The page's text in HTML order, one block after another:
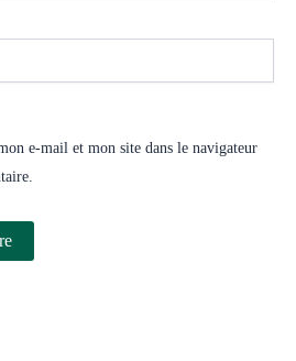
e-mail et mon site dans le navigateur